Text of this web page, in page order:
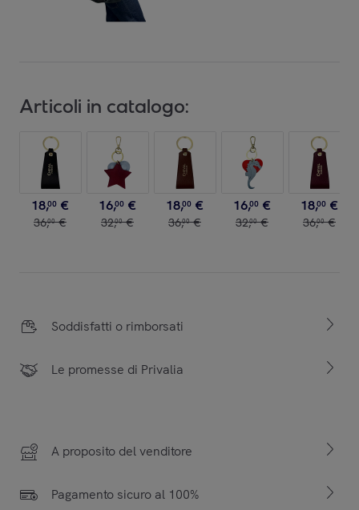
Articoli in catalogo:
18,00 €
36,00 €
16,00 €
32,00 €
18,00 €
36,00 €
16,00 €
32,00 €
18,00 €
36,00 €
Soddisfatti o rimborsati
Le promesse di Privalia
A proposito del venditore
Pagamento sicuro al 100%